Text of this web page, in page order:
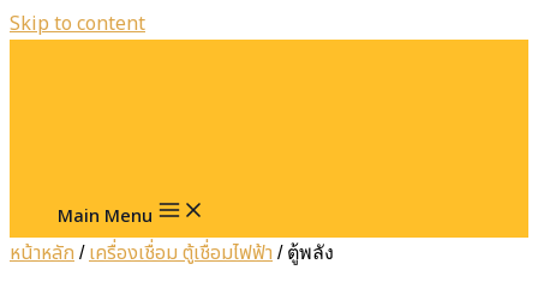
Skip to content
Main Menu
หน้าหลัก /เครื่องเชื่อม ตู้เชื่อมไฟฟ้า / ตู้พลัง